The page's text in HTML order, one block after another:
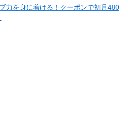
力を身に着ける！クーポンで初月480